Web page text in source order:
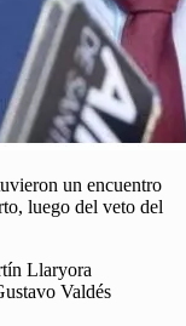
un encuentro
luego del veto del
Llaryora
Valdés